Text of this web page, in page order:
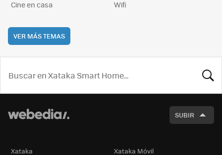
Cine en casa
Wifi
VER MÁS TEMAS
SUBIR
Xataka Xataka Móvil